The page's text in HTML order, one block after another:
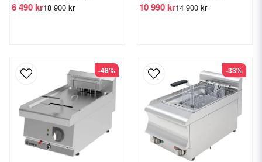
18 900 kr
6 490 kr 14 900 kr
10 990 kr
-48% -33%